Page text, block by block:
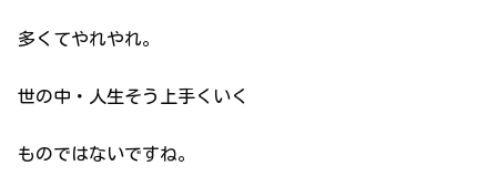
多くてやれやれ。
世の中・人生そう上手くいく
ものではないですね。